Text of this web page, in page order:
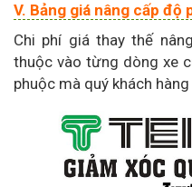
V. Bảng giá nâng cấp
Chi phí giá thay thế
thuộc vào từng dòng xe
phuộc mà quý khách